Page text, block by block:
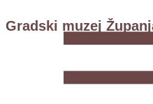
Gradski muzej